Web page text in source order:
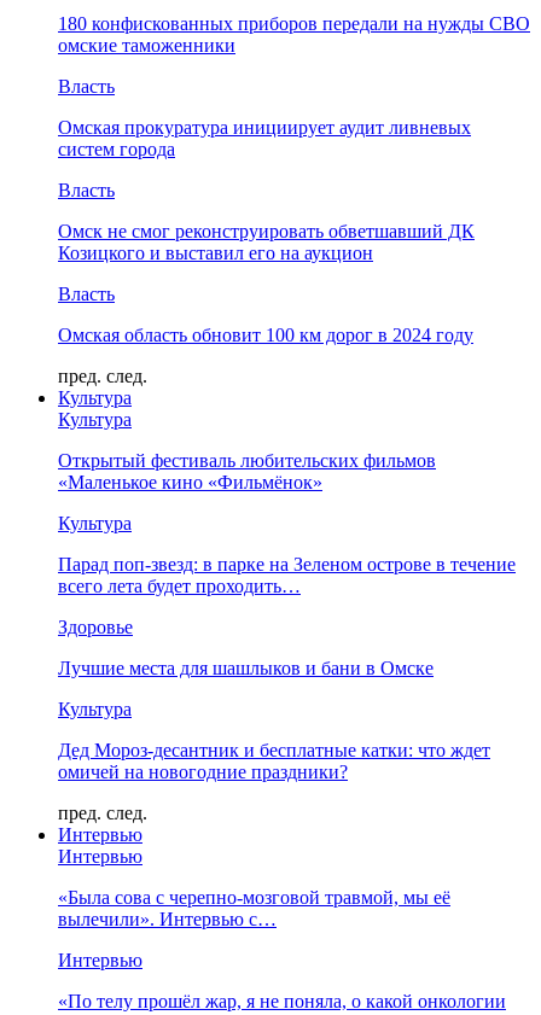
180 конфискованных приборов передали на нужды СВО
омские таможенники
Власть
Омская прокуратура инициирует аудит ливневых
систем города
Власть
Омск не смог реконструировать обветшавший ДК
Козицкого и выставил его на аукцион
Власть
Омская область обновит 100 км дорог в 2024 году
пред. след.
Культура
Культура
Открытый фестиваль любительских фильмов
«Маленькое кино «Фильмёнок»
Культура
Парад поп-звезд: в парке на Зеленом острове в течение
всего лета будет проходить…
Здоровье
Лучшие места для шашлыков и бани в Омске
Культура
Дед Мороз-десантник и бесплатные катки: что ждет
омичей на новогодние праздники?
пред. след.
Интервью
Интервью
«Была сова с черепно-мозговой травмой, мы её
вылечили». Интервью с…
Интервью
«По телу прошёл жар, я не поняла, о какой онкологии